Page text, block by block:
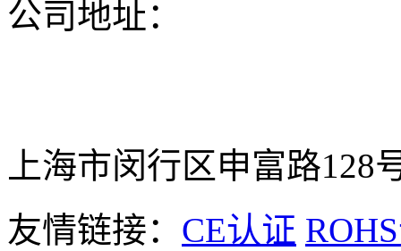
公司地址：
上海市闵行区申富路128
友情链接： CE认证